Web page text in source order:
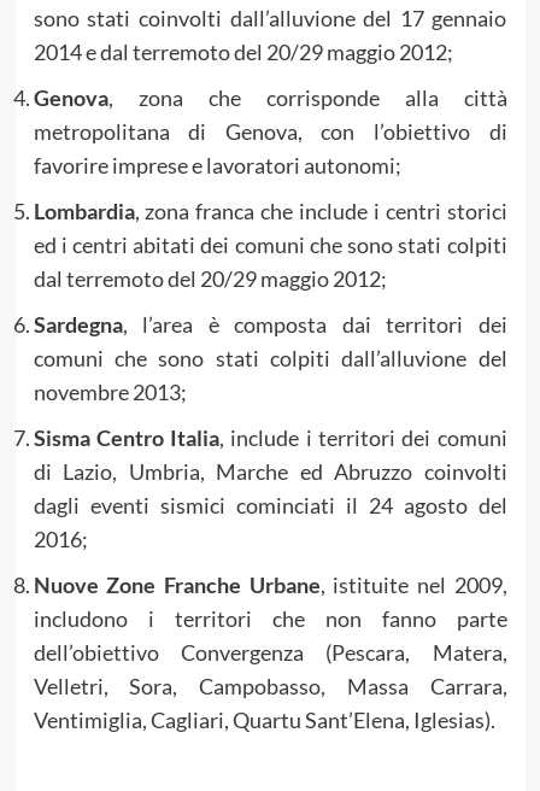
sono stati coinvolti dall’alluvione del 17 gennaio
2014 e dal terremoto del 20/29 maggio 2012;
Genova, zona che corrisponde alla città
metropolitana di Genova, con l’obiettivo di
favorire imprese e lavoratori autonomi;
Lombardia, zona franca che include i centri storici
ed i centri abitati dei comuni che sono stati colpiti
dal terremoto del 20/29 maggio 2012;
Sardegna, l’area è composta dai territori dei
comuni che sono stati colpiti dall’alluvione del
novembre 2013;
Sisma Centro Italia, include i territori dei comuni
di Lazio, Umbria, Marche ed Abruzzo coinvolti
dagli eventi sismici cominciati il 24 agosto del
2016;
Nuove Zone Franche Urbane, istituite nel 2009,
includono i territori che non fanno parte
dell’obiettivo Convergenza (Pescara, Matera,
Velletri, Sora, Campobasso, Massa Carrara,
Ventimiglia, Cagliari, Quartu Sant’Elena, Iglesias).